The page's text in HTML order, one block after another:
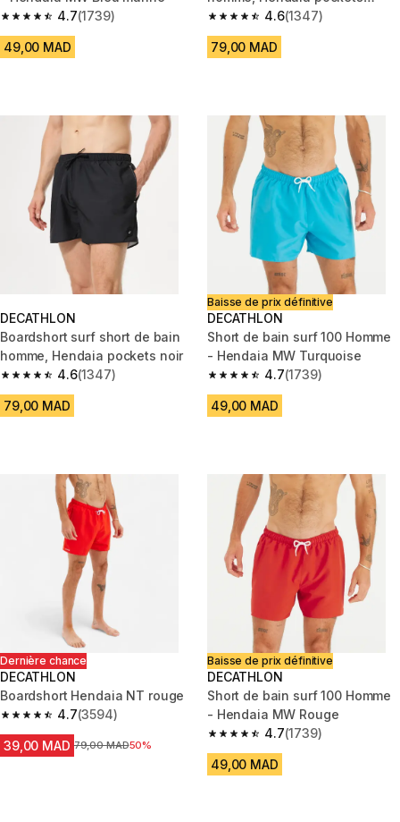
4.7
4.7 out of 5 stars from 1739 reviews
(1739)
49,00 MAD
lavande 4.6
4.6 out of 5 stars from 1347
(1347)
79,00 MAD
DECATHLON
Boardshort surf short de bain
homme, Hendaia pockets noir
4.6
4.6 out of 5 stars from 1347 reviews
(1347)
79,00 MAD
Baisse de prix définitive
DECATHLON
Short de bain surf 100 Homme
- Hendaia MW Turquoise
4.7
4.7 out of 5 stars from 1739
(1739)
49,00 MAD
Dernière chance
DECATHLON
Boardshort Hendaia NT rouge
4.7
4.7 out of 5 stars from 3594 reviews
(3594)
39,00 MAD Prix avant la réduction
79,00 MAD50%
Baisse de prix définitive
DECATHLON
Short de bain surf 100 Homme
- Hendaia MW Rouge
4.7
4.7 out of 5 stars from 1739
(1739)
49,00 MAD